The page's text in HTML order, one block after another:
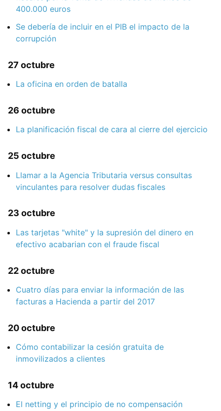
400.000 euros
Se debería de incluir en el PIB el impacto de la
corrupción
27 octubre
La oficina en orden de batalla
26 octubre
La planificación fiscal de cara al cierre del ejercicio
25 octubre
Llamar a la Agencia Tributaria versus consultas
vinculantes para resolver dudas fiscales
23 octubre
Las tarjetas "white" y la supresión del dinero en
efectivo acabarian con el fraude fiscal
22 octubre
Cuatro días para enviar la información de las
facturas a Hacienda a partir del 2017
20 octubre
Cómo contabilizar la cesión gratuita de
inmovilizados a clientes
14 octubre
El netting y el principio de no compensación